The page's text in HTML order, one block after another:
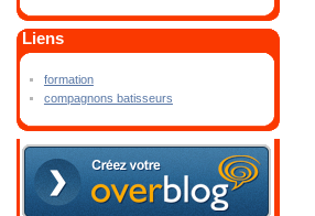
Liens
formation
compagnons batisseurs